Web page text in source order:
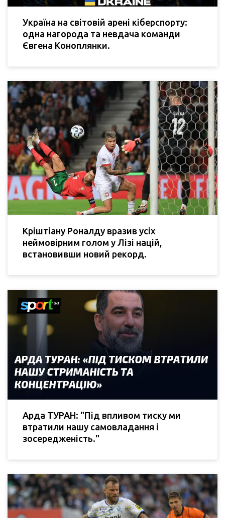
Україна на світовій арені кіберспорту:
одна нагорода та невдача команди
Євгена Коноплянки.
Кріштіану Роналду вразив усіх
неймовірним голом у Лізі націй,
встановивши новий рекорд.
Арда ТУРАН: "Під впливом тиску ми
втратили нашу самовладання і
зосередженість."